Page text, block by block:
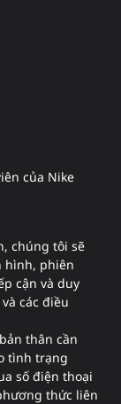
của Nike
chúng tôi sẽ
hình, phiên
cận và duy
các điều
thân cần
tình trạng
số điện thoại
thức liên